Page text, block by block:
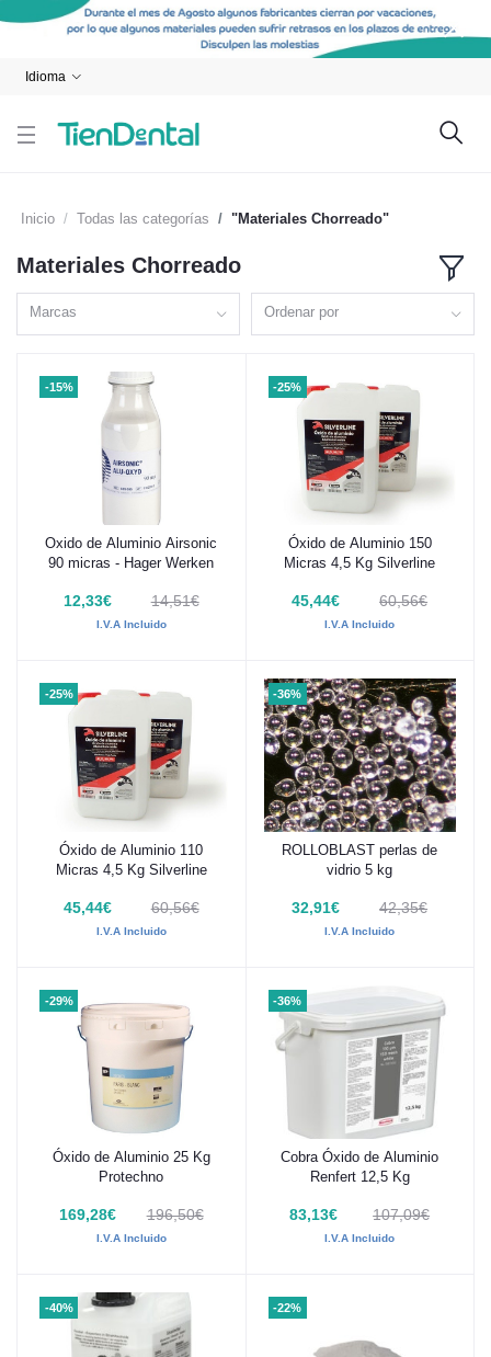
Idioma
Inicio Todas las categorías "Materiales Chorreado"
Materiales Chorreado
Marcas Ordenar por
-15%
Añadir al carrito
Oxido de Aluminio Airsonic
90 micras - Hager Werken
12,33€ 14,51€
I.V.A Incluido
-25%
Añadir al carrito
Óxido de Aluminio 150
Micras 4,5 Kg Silverline
45,44€ 60,56€
I.V.A Incluido
-25%
Añadir al carrito
Óxido de Aluminio 110
Micras 4,5 Kg Silverline
45,44€ 60,56€
I.V.A Incluido
-36%
Añadir al carrito
ROLLOBLAST perlas de
vidrio 5 kg
32,91€ 42,35€
I.V.A Incluido
-29%
Añadir al carrito
Óxido de Aluminio 25 Kg
Protechno
169,28€ 196,50€
I.V.A Incluido
-36%
Añadir al carrito
Cobra Óxido de Aluminio
Renfert 12,5 Kg
83,13€ 107,09€
I.V.A Incluido
-40% -22%